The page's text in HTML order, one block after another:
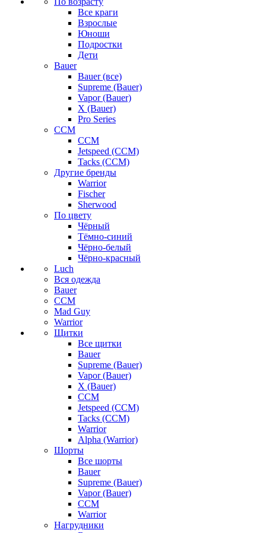
Все краги
Взрослые
Юноши
Подростки
Дети
Bauer
Bauer (все)
Supreme (Bauer)
Vapor (Bauer)
X (Bauer)
Pro Series
CCM
CCM
Jetspeed (CCM)
Tacks (CCM)
Другие бренды
Warrior
Fischer
Sherwood
По цвету
Чёрный
Тёмно-синий
Чёрно-белый
Чёрно-красный
Luch
Вся одежда
Bauer
CCM
Mad Guy
Warrior
Щитки
Все щитки
Bauer
Supreme (Bauer)
Vapor (Bauer)
X (Bauer)
CCM
Jetspeed (CCM)
Tacks (CCM)
Warrior
Alpha (Warrior)
Шорты
Все шорты
Bauer
Supreme (Bauer)
Vapor (Bauer)
CCM
Warrior
Нагрудники